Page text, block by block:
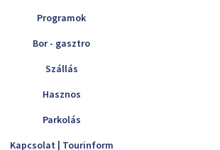
Programok
Bor - gasztro
Szállás
Hasznos
Parkolás
Kapcsolat | Tourinform